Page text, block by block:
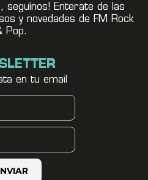
seguínos! Enterate de las
y novedades de FM Rock
Pop.
en tu email